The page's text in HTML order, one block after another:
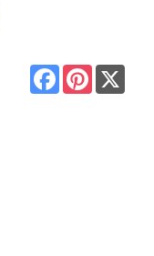
Facebook
Pinterest